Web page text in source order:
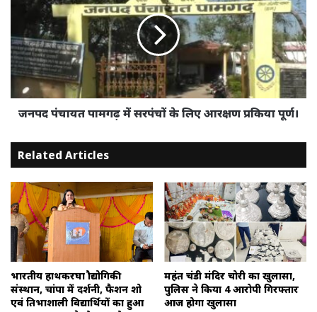
सरपंचों
के
लिए
आरक्षण
प्रकिया
पूर्ण।
जनपद पंचायत पामगढ़ में सरपंचों के लिए आरक्षण प्रकिया पूर्ण।
Related Articles
भारतीय हाथकरघा प्रौद्योगिकी
संस्थान, चांपा में प्रदर्शनी, फैशन शो
एवं प्रतिभाशाली विद्यार्थियों का हुआ
महंत चंडी मंदिर चोरी का खुलासा,
पुलिस ने किया 4 आरोपी गिरफ्तार
आज होगा खुलासा